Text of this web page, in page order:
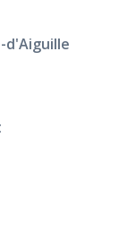
d'Aiguille